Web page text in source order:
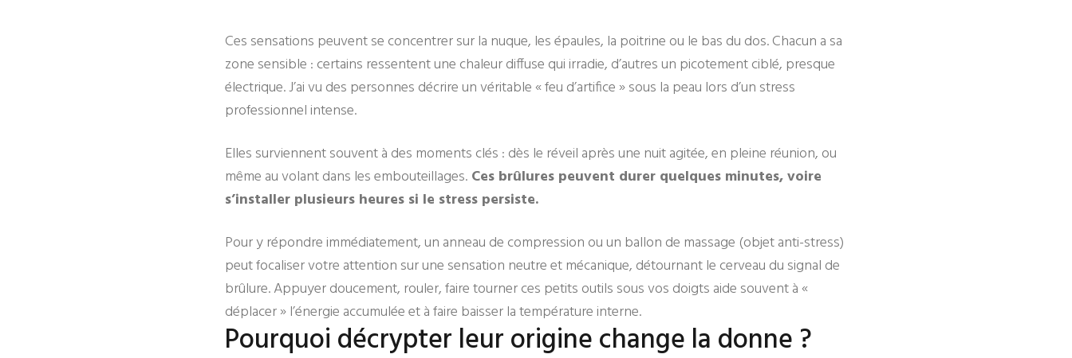
Ces sensations peuvent se concentrer sur la nuque, les épaules, la poitrine ou le bas du dos. Chacun a sa
zone sensible : certains ressentent une chaleur diffuse qui irradie, d’autres un picotement ciblé, presque
électrique. J’ai vu des personnes décrire un véritable « feu d’artifice » sous la peau lors d’un stress
professionnel intense.
Elles surviennent souvent à des moments clés : dès le réveil après une nuit agitée, en pleine réunion, ou
même au volant dans les embouteillages. Ces brûlures peuvent durer quelques minutes, voire
s’installer plusieurs heures si le stress persiste.
Pour y répondre immédiatement, un anneau de compression ou un ballon de massage (objet anti-stress)
peut focaliser votre attention sur une sensation neutre et mécanique, détournant le cerveau du signal de
brûlure. Appuyer doucement, rouler, faire tourner ces petits outils sous vos doigts aide souvent à «
déplacer » l’énergie accumulée et à faire baisser la température interne.
Pourquoi décrypter leur origine change la donne ?